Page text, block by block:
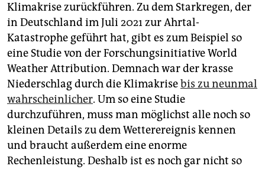
Klimakrise zurückführen. Zu dem Starkregen, der
in Deutschland im Juli 2021 zur Ahrtal-
Katastrophe geführt hat, gibt es zum Beispiel so
eine Studie von der Forschungsinitiative World
Weather Attribution. Demnach war der krasse
Niederschlag durch die Klimakrisebis zu neunmal
wahrscheinlicher. Um so eine Studie
durchzuführen, muss man möglichst alle noch so
kleinen Details zu dem Wetterereignis kennen
und braucht außerdem eine enorme
Rechenleistung. Deshalb ist es noch gar nicht so